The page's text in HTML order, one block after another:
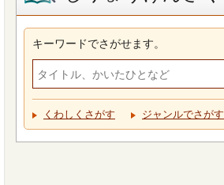
キーワードでさがせます。
くわしくさがす ジャンルでさがす